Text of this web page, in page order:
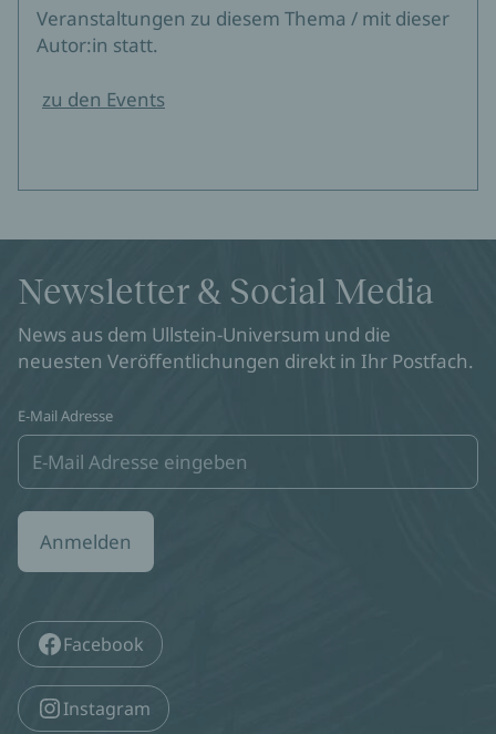
Veranstaltungen zu diesem Thema / mit dieser
Autor:in statt.
zu den Events
Newsletter & Social Media
News aus dem Ullstein-Universum und die
neuesten Veröffentlichungen direkt in Ihr Postfach.
E-Mail Adresse
Anmelden
Facebook
Instagram